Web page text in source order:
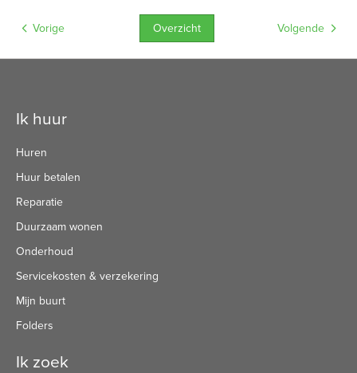
Volgende
Overzicht
Vorige
Contactinformatie
Ik huur
Huren
Huur betalen
Reparatie
Duurzaam wonen
Onderhoud
Servicekosten & verzekering
Mijn buurt
Folders
Ik zoek